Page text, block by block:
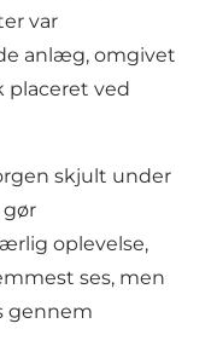
var
anlæg, omgivet
placeret ved
skjult under
gør
oplevelse,
ses, men
gennem